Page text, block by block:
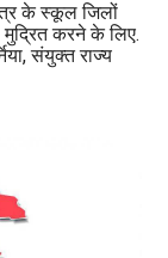
के स्कूल जिलों
मुद्रित करने के लिए.
संयुक्त राज्य